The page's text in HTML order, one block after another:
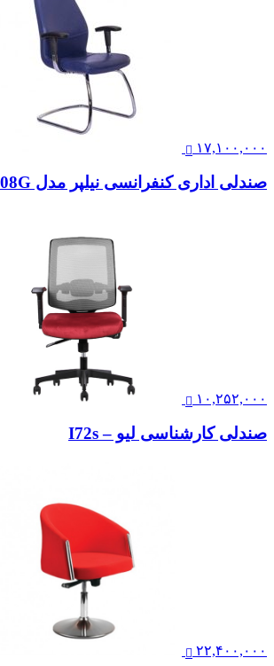
۱۷,۱۰۰,۰۰۰
صندلی اداری کنفرانسی نیلپر مدل OCC 708G
۱۰,۲۵۲,۰۰۰
صندلی کارشناسی لیو – I72s
۲۲,۴۰۰,۰۰۰